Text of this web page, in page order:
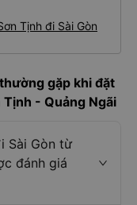
Tịnh đi Sài Gòn
gặp khi đặt
- Quảng Ngãi
Sài Gòn từ
đánh giá